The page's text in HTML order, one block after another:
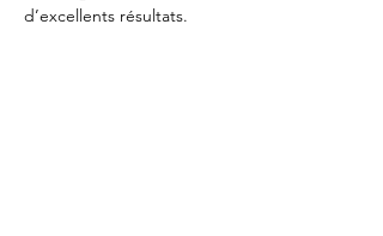
d’excellents résultats.